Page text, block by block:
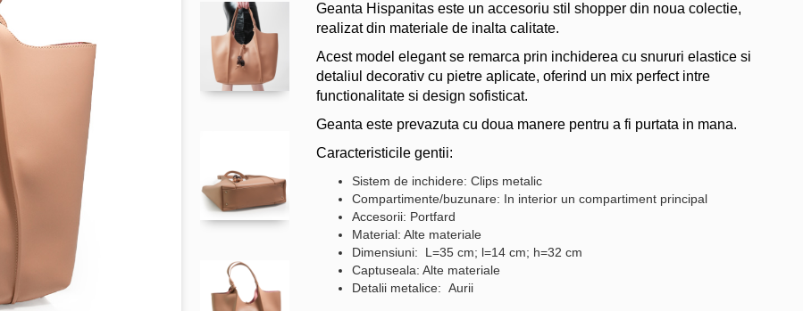
Geanta Hispanitas este un accesoriu stil shopper din noua colectie,
realizat din materiale de inalta calitate.
Acest model elegant se remarca prin inchiderea cu snururi elastice si
detaliul decorativ cu pietre aplicate, oferind un mix perfect intre
functionalitate si design sofisticat.
Geanta este prevazuta cu doua manere pentru a fi purtata in mana.
Caracteristicile gentii:
Sistem de inchidere: Clips metalic
Compartimente/buzunare: In interior un compartiment principal
Accesorii: Portfard
Material: Alte materiale
Dimensiuni: L=35 cm; l=14 cm; h=32 cm
Captuseala: Alte materiale
Detalii metalice: Aurii